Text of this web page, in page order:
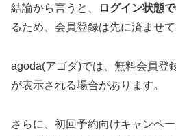
結論から言うと、 ログイン状態
るため、会員登録は先に済ませ
agoda(アゴダ)では、無料会員登
が表示される場合があります。
さらに、初回予約向けキャンペ